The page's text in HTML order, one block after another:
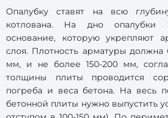
Опалубку ставят на всю
котлована. На дно опалубки
основание, которую укрепляют
слоя. Плотность арматуры
мм, и не более 150-200 мм,
толщины плиты проводится
погреба и веса бетона. На весь
бетонной плиты нужно выпустить